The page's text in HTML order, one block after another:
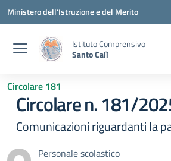
Vai ai contenuti
Vai al menu di navigazione
Vai al footer
Ministero dell'Istruzione e del Merito
Istituto Comprensivo
Santo Calì
Circolare 181
Circolare n. 181/
Comunicazioni riguardanti la
Personale scolastico